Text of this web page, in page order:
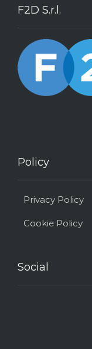
F2D S.r.l.
Policy
Privacy Policy
Cookie Policy
Social